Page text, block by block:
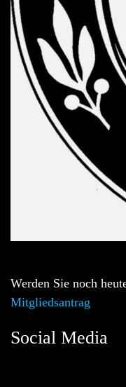
Werden Sie noch
Mitgliedsantrag
Social Media